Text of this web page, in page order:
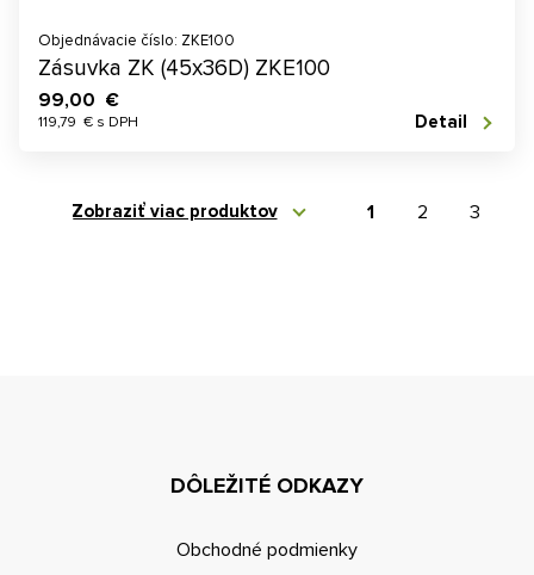
Objednávacie číslo: ZKE100
Zásuvka ZK (45x36D) ZKE100
99,00 €
119,79 € s DPH Detail
Zobraziť viac produktov 1 2 3
DÔLEŽITÉ ODKAZY
Obchodné podmienky